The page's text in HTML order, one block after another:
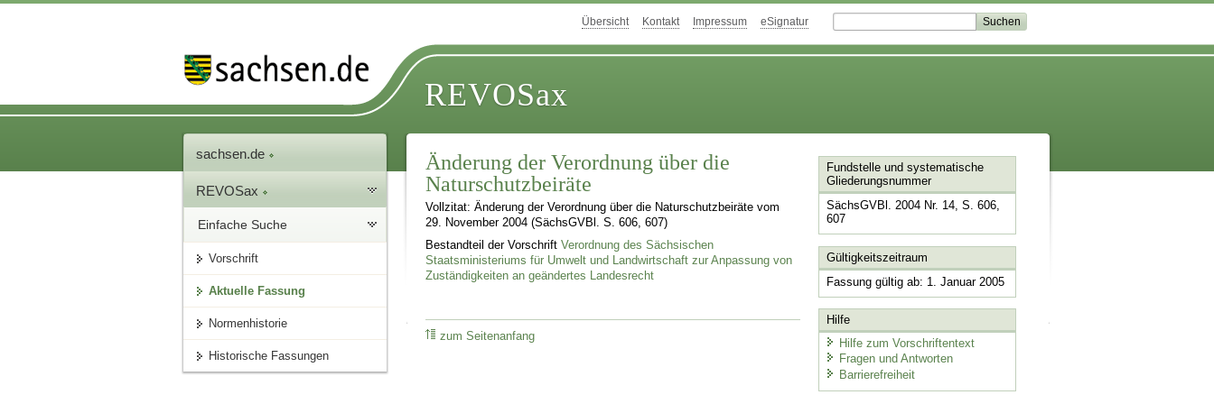
Übersicht Kontakt Impressum eSignatur
REVOSax
sachsen.de
REVOSax
Einfache Suche
Vorschrift
Aktuelle Fassung
Normenhistorie
Historische Fassungen
Änderung der Verordnung über die
Naturschutzbeiräte
Vollzitat: Änderung der Verordnung über die Naturschutzbeiräte vom
29. November 2004 (SächsGVBl. S. 606, 607)
Bestandteil der VorschriftVerordnung des Sächsischen
Staatsministeriums für Umwelt und Landwirtschaft zur Anpassung von
Zuständigkeiten an geändertes Landesrecht
zum Seitenanfang
Fundstelle und systematische
Gliederungsnummer
SächsGVBl. 2004 Nr. 14, S. 606,
607
Gültigkeitszeitraum
Fassung gültig ab: 1. Januar 2005
Hilfe
Hilfe zum Vorschriftentext
Fragen und Antworten
Barrierefreiheit